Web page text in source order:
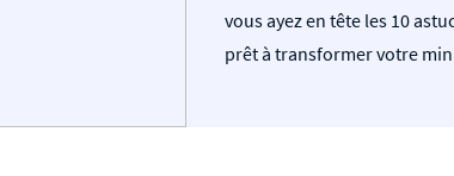
vous ayez en tête les 10
prêt à transformer votre